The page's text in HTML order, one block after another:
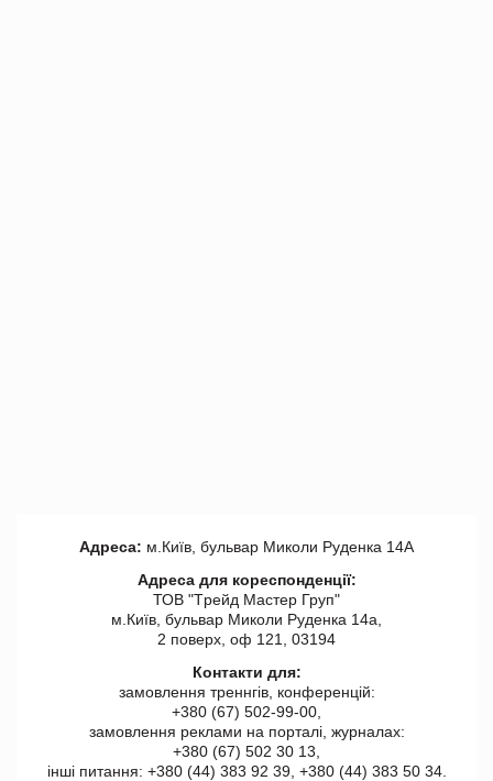
Адреса: м.Київ, бульвар Миколи Руденка 14А
Адреса для кореспонденції:
ТОВ "Tрейд Мастер Груп"
м.Київ, бульвар Миколи Руденка 14а,
2 поверх, оф 121, 03194
Контакти для:
замовлення треннгів, конференцій:
+380 (67) 502-99-00,
замовлення реклами на порталі, журналах:
+380 (67) 502 30 13,
інші питання: +380 (44) 383 92 39, +380 (44) 383 50 34.